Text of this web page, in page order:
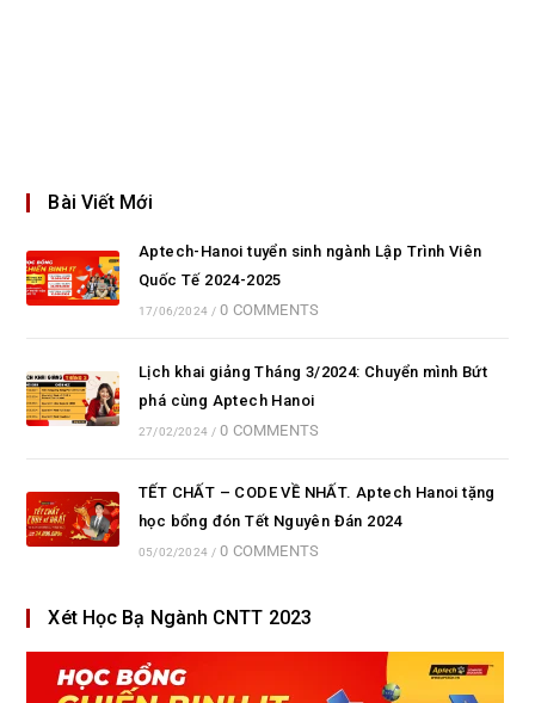
Bài Viết Mới
Aptech-Hanoi tuyển sinh ngành Lập Trình Viên
Quốc Tế 2024-2025
17/06/2024 / 0 COMMENTS
Lịch khai giảng Tháng 3/2024: Chuyển mình Bứt
phá cùng Aptech Hanoi
27/02/2024 / 0 COMMENTS
TẾT CHẤT – CODE VỀ NHẤT. Aptech Hanoi tặng
học bổng đón Tết Nguyên Đán 2024
05/02/2024 / 0 COMMENTS
Xét Học Bạ Ngành CNTT 2023